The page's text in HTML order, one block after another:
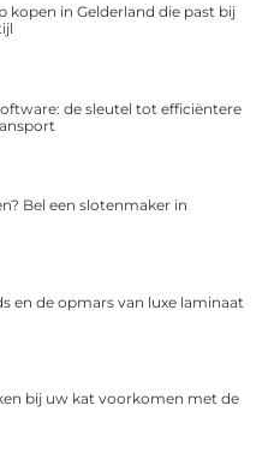
kopen in Gelderland die past bij
de sleutel tot efficiëntere
Bel een slotenmaker in
en de opmars van luxe laminaat
bij uw kat voorkomen met de